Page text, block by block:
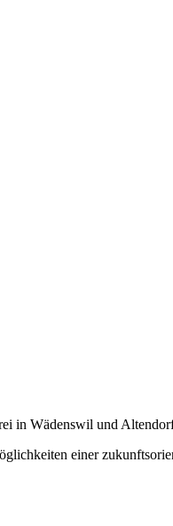
in Wädenswil und
einer